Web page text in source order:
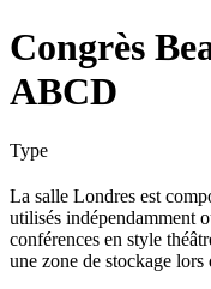
Congrès
ABCD
Type
La salle Londres est
utilisés indépendamment
conférences en style
une zone de stockage lors